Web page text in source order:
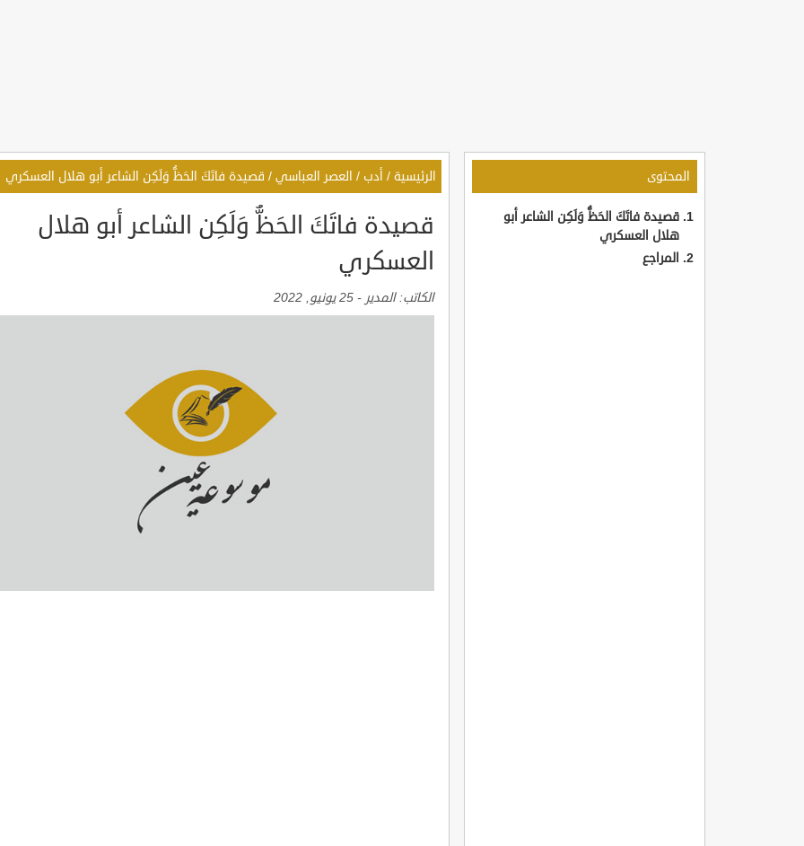
المحتوى
قصيدة فاتَكَ الحَظُّ وَلَكِن الشاعر أبو
هلال العسكري
المراجع
الرئيسية / أدب / العصر العباسي / قصيدة فاتَكَ الحَظُّ وَلَكِن الشاعر أبو هلال العسكري
قصيدة فاتَكَ الحَظُّ وَلَكِن الشاعر أبو هلال
العسكري
الكاتب:المدير - 25 يونيو, 2022